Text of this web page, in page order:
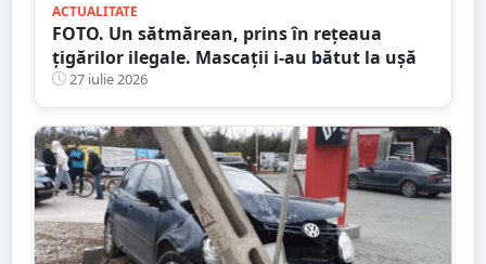
ACTUALITATE
FOTO. Un sătmărean, prins în rețeaua
țigărilor ilegale. Mascații i-au bătut la ușă
27 iulie 2026